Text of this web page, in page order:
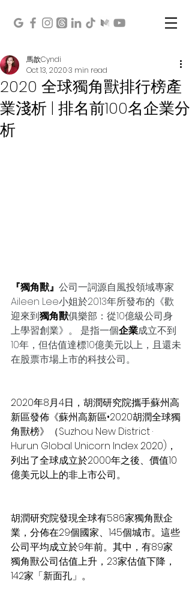
2020 全球獨角獸排行榜產
業淺析 | 排名前100名企業分
析
馬歆Cyndi
Oct 13, 20203 min read
『獨角獸』 公司一詞源自風投領域專家
Aileen Lee小姐於2013年所發布的《歡
迎來到獨角獸俱樂部：從10億級公司身
上學習創業》。 是指一個企業成立不到
10年，但估值達標10億美元以上，且還未
在股票市場上市的科技公司。
2020年8月4日，胡潤研究院攜手蘇州高
新區發佈《蘇州高新區•2020胡潤全球獨
角獸榜》（Suzhou New District ·
Hurun Global Unicorn Index 2020)，
列出了全球成立於2000年之後、價值10
億美元以上的非上市公司。
胡潤研究院發現全球有586家獨角獸企
業，分佈在29個國家、145個城市。這些
公司平均成立於9年前。其中，有89家
獨角獸公司估值上升，23家估值下降，
142家「新面孔」。